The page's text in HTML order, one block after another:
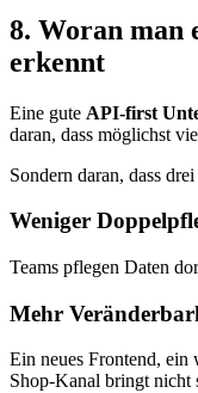
8. Woran man
erkennt
Eine gute API-first
daran, dass möglichst
Sondern daran, dass
Weniger
Teams pflegen Daten
Mehr
Ein neues Frontend, ein
Shop-Kanal bringt nicht